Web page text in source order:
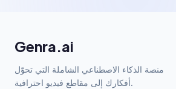
Genra.ai
منصة الذكاء الاصطناعي الشاملة التي تحوّل
أفكارك إلى مقاطع فيديو احترافية.